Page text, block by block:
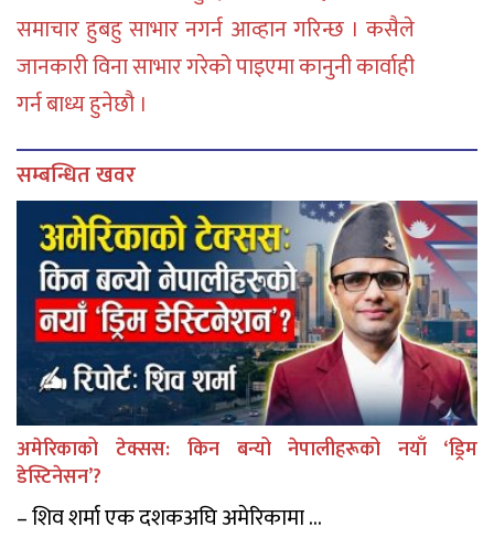
समाचार हुबहु साभार नगर्न आव्हान गरिन्छ । कसैले
जानकारी विना साभार गरेको पाइएमा कानुनी कार्वाही
गर्न बाध्य हुनेछौ ।
सम्बन्धित खवर
अमेरिकाको टेक्सस: किन बन्यो नेपालीहरूको नयाँ ‘ड्रिम
डेस्टिनेसन’?
– शिव शर्मा एक दशकअघि अमेरिकामा ...